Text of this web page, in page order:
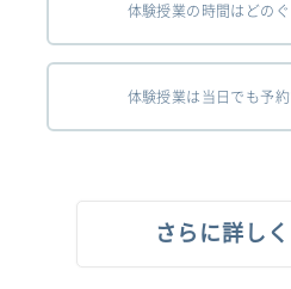
体験授業の時間はどの
体験授業は当日でも予
さらに詳し